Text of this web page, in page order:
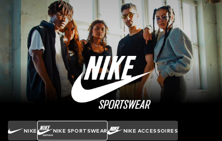
NIKE NIKE SPORTSWEAR NIKE ACCESSOIRES